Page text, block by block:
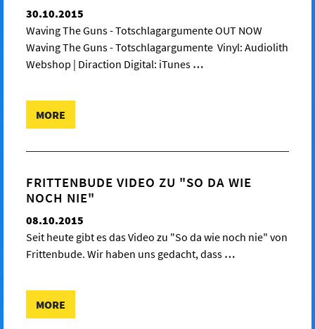
30.10.2015
Waving The Guns - Totschlagargumente OUT NOW
Waving The Guns - Totschlagargumente Vinyl: Audiolith
Webshop | Diraction Digital: iTunes …
MORE
FRITTENBUDE VIDEO ZU "SO DA WIE
NOCH NIE"
08.10.2015
Seit heute gibt es das Video zu "So da wie noch nie" von
Frittenbude. Wir haben uns gedacht, dass …
MORE